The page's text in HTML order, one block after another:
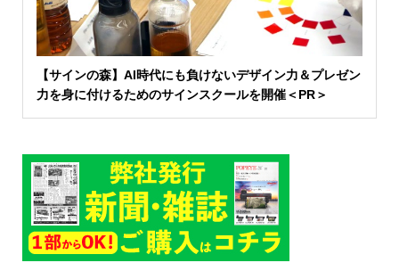
【サインの森】AI時代にも負けないデザイン力＆プレゼン
力を身に付けるためのサインスクールを開催＜PR＞